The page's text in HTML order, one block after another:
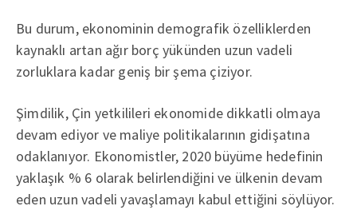
Bu durum, ekonominin demografik özelliklerden
kaynaklı artan ağır borç yükünden uzun vadeli
zorluklara kadar geniş bir şema çiziyor.
Şimdilik, Çin yetkilileri ekonomide dikkatli olmaya
devam ediyor ve maliye politikalarının gidişatına
odaklanıyor. Ekonomistler, 2020 büyüme hedefinin
yaklaşık % 6 olarak belirlendiğini ve ülkenin devam
eden uzun vadeli yavaşlamayı kabul ettiğini söylüyor.